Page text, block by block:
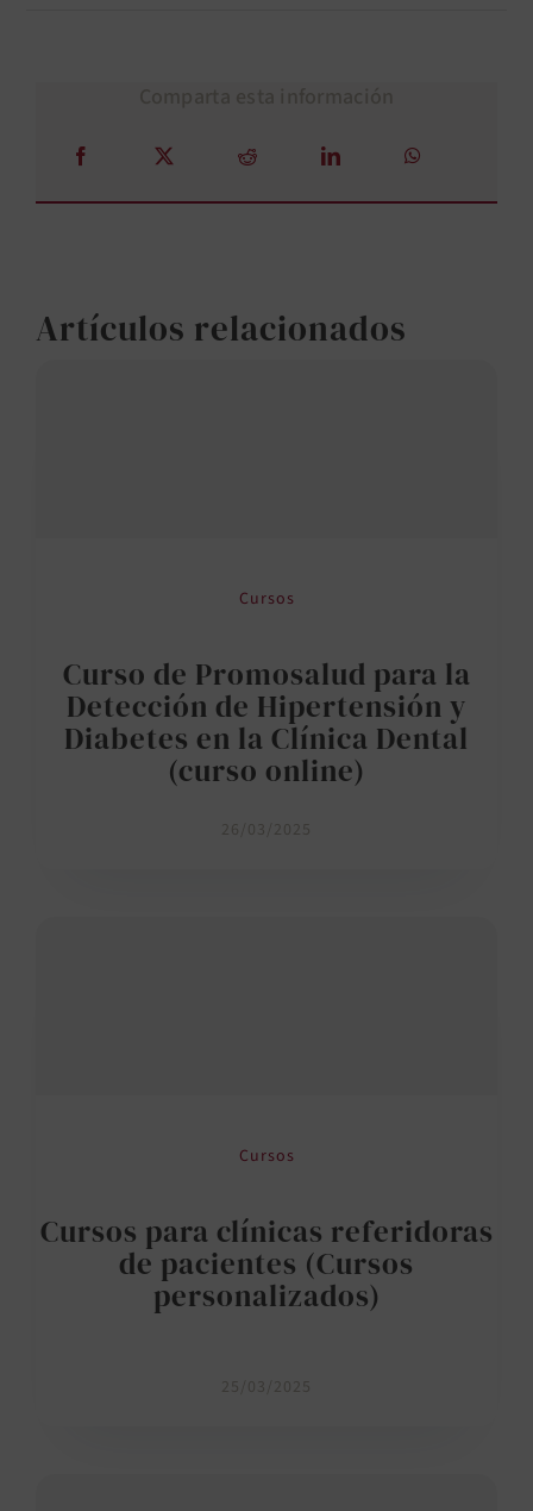
Artículos relacionados
Cursos
Curso de Promosalud para la
Detección de Hipertensión y
Diabetes en la Clínica Dental
(curso online)
26/03/2025
Cursos
Cursos para clínicas referidoras
de pacientes (Cursos
personalizados)
25/03/2025